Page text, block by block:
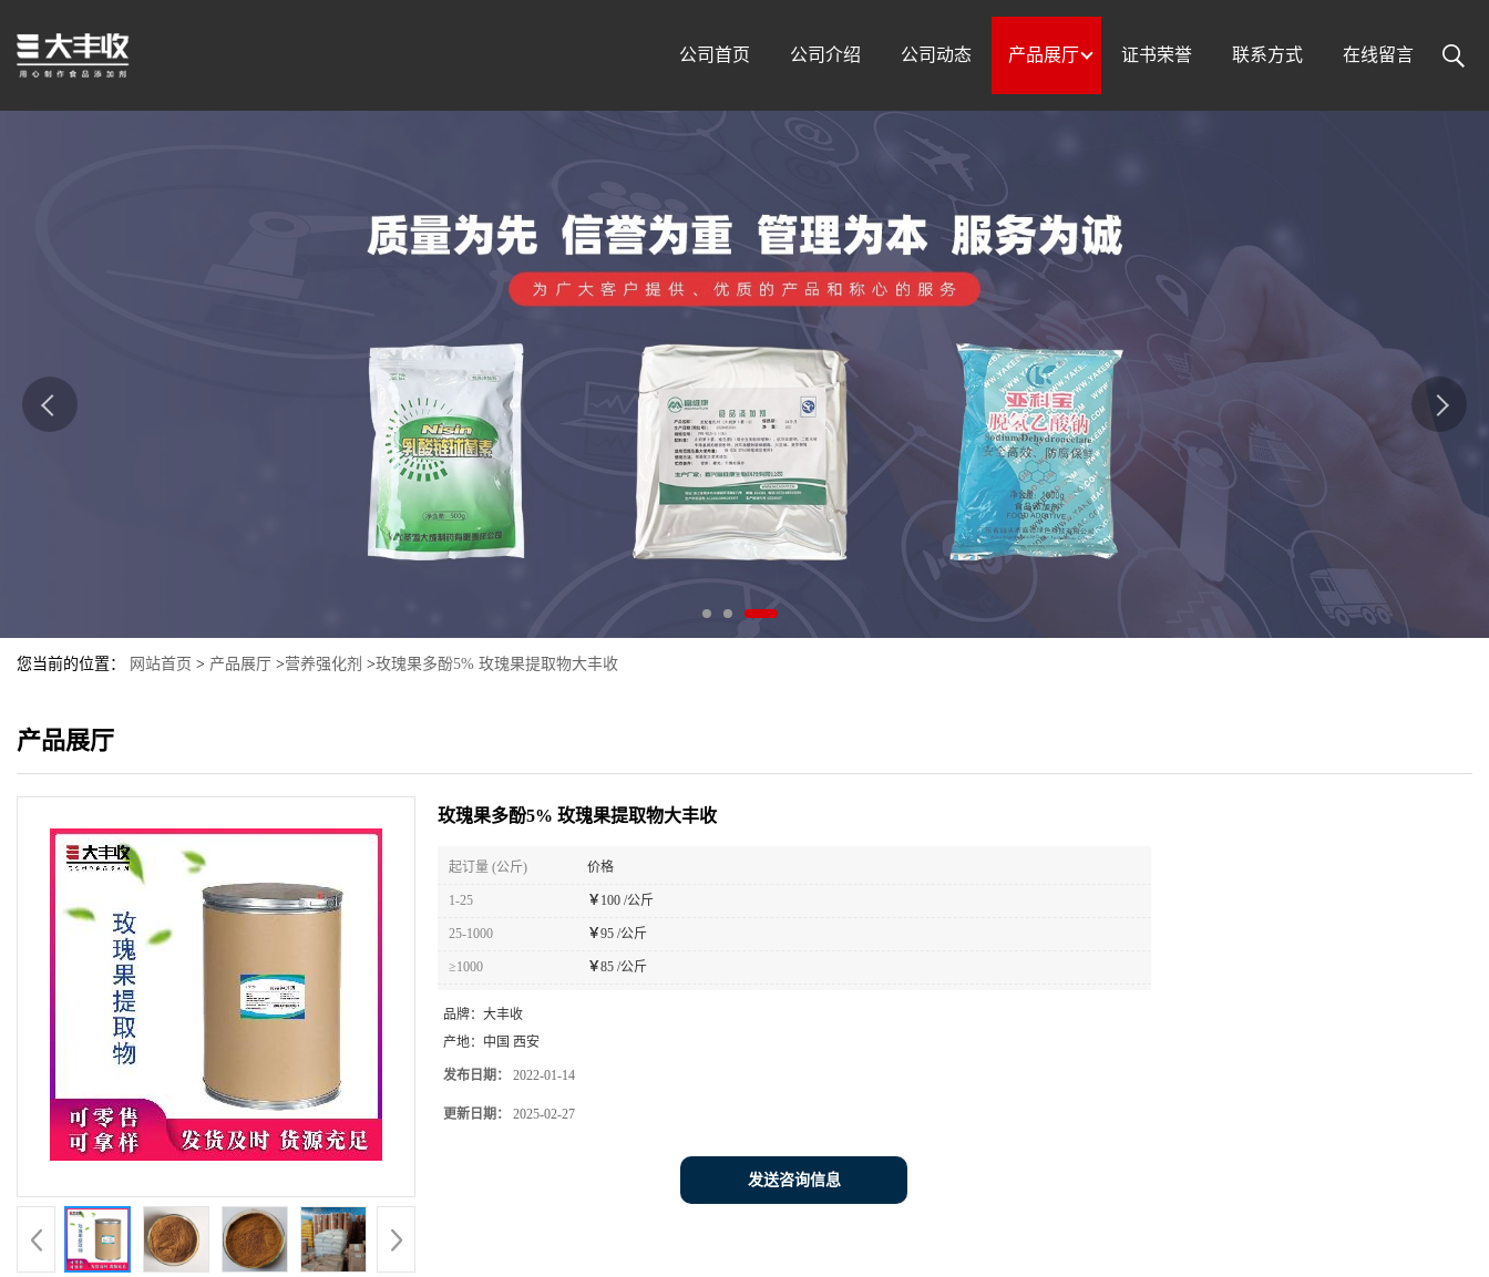
公司首页 公司介绍 公司动态 产品展厅 证书荣誉 联系方式 在线留言
您当前的位置： 网站首页 > 产品展厅 >营养强化剂 >玫瑰果多酚5% 玫瑰果提取物大丰收
产品展厅
玫瑰果多酚5% 玫瑰果提取物大丰收
起订量 (公斤) 价格
1-25 ￥ 100 /公斤
25-1000 ￥95 /公斤
≥1000 ￥85 /公斤
品牌： 大丰收
产地： 中国 西安
发布日期： 2022-01-14
更新日期： 2025-02-27
发送咨询信息